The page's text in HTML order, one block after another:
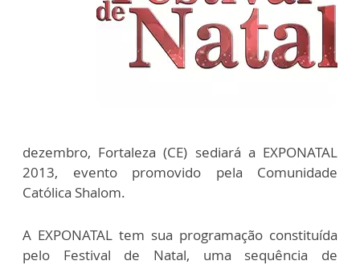
dezembro, Fortaleza (CE) sediará a EXPONATAL
2013, evento promovido pela Comunidade
Católica Shalom.
A EXPONATAL tem sua programação constituída
pelo Festival de Natal, uma sequência de